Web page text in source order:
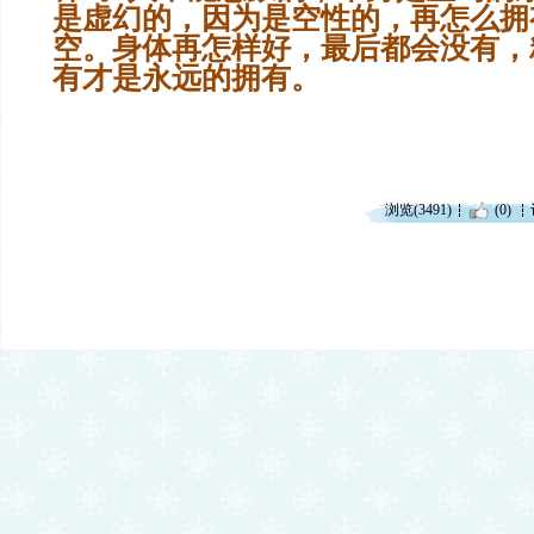
是虚幻的，因为是空性的，再怎么
空。身体再怎样好，最后都会没有
有才是永远的拥有。
浏览(3491) (0)